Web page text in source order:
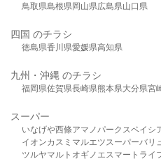
鳥取県島根県岡山県広島県山口県
四国 のチラシ
徳島県香川県愛媛県高知県
九州・沖縄 のチラシ
福岡県佐賀県長崎県熊本県大分県宮
スーパー
いなげや西條アマノパークスベイシ
イオンカスミ マルエツスーパーバリ
ツルヤマルト オギノ エスマート ライ